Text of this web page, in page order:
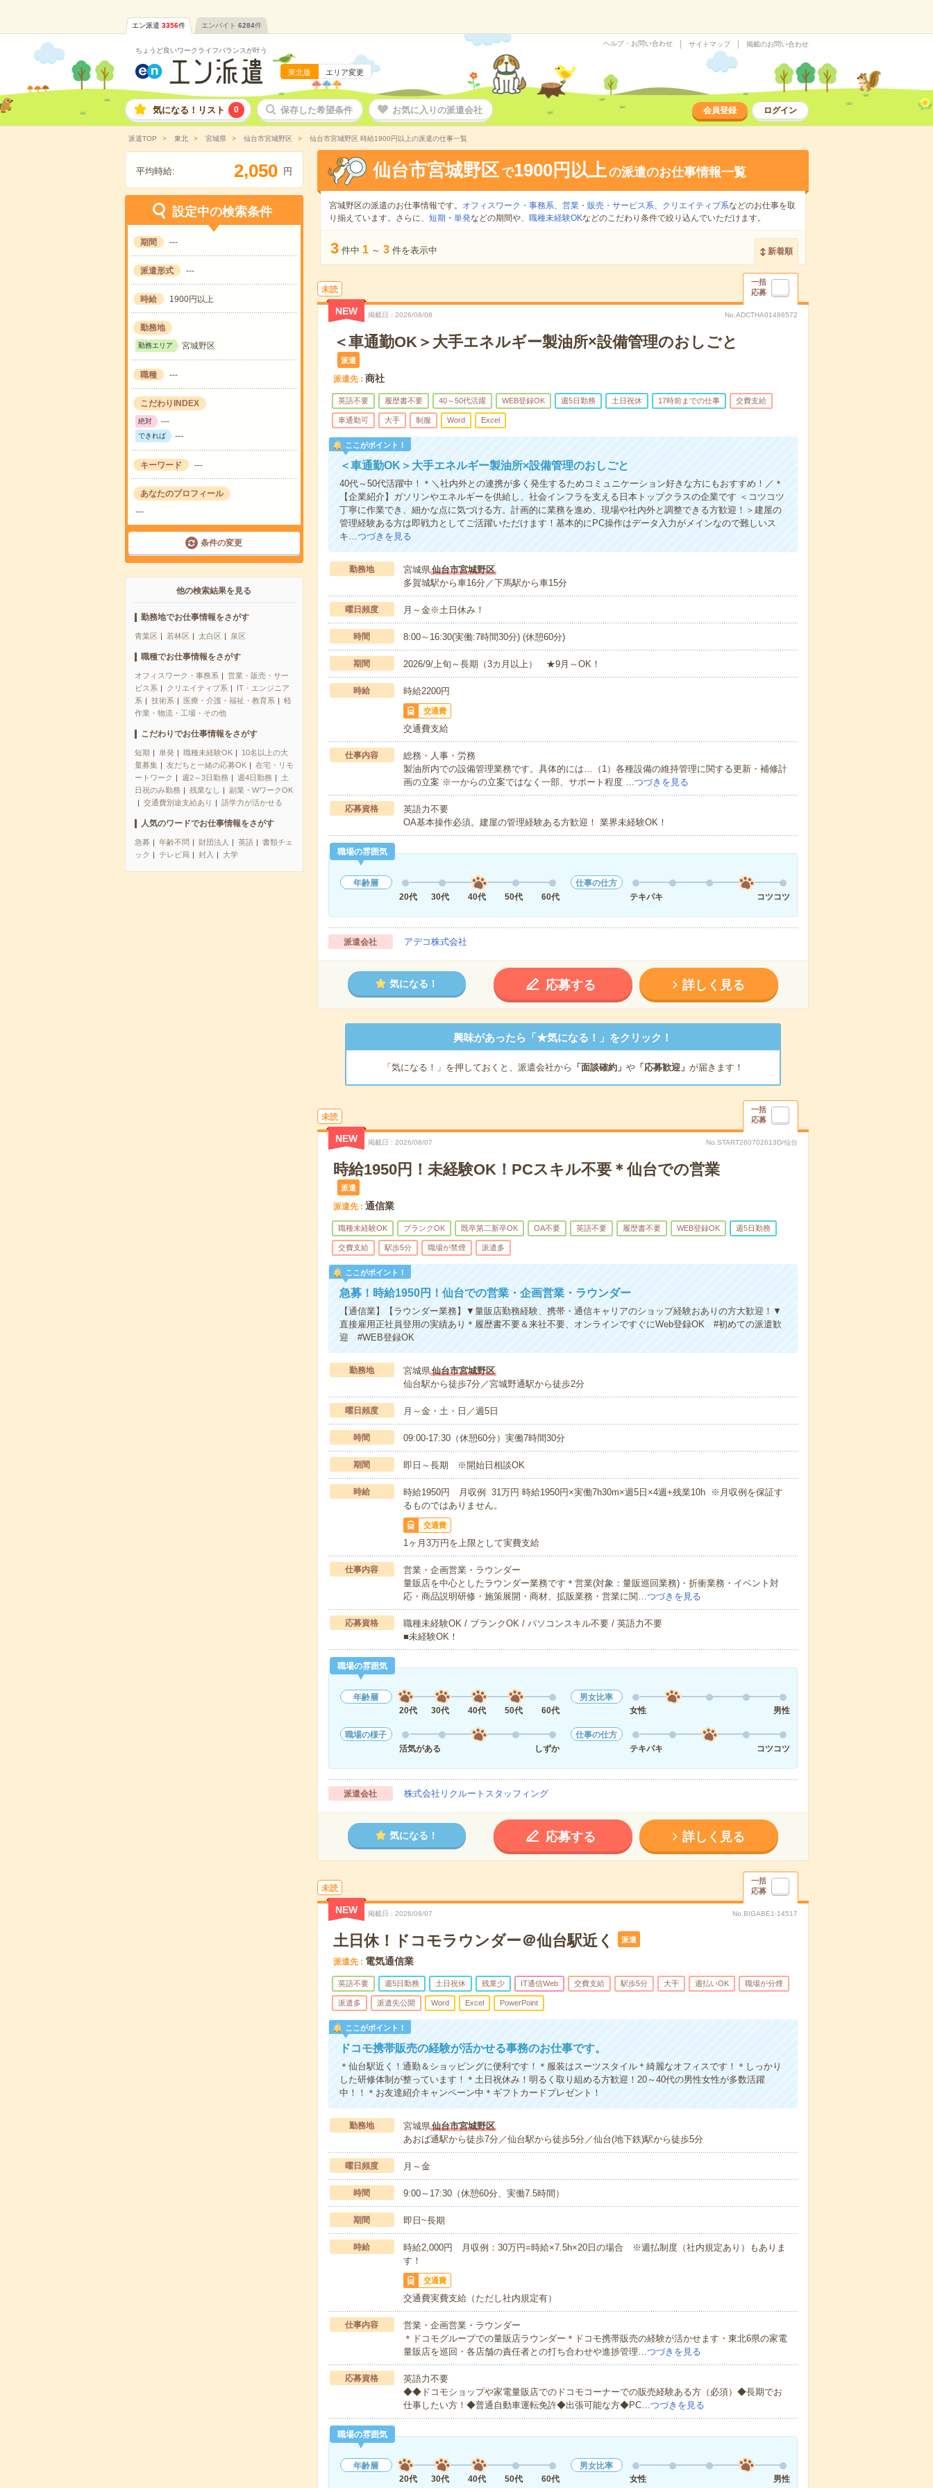
エン派遣 3356件 エンバイト 6284件
ちょうど良いワークライフバランスが叶う
東北版 エリア変更
ヘルプ・お問い合わせ サイトマップ 掲載のお問い合わせ
気になる！リスト 0 保存した希望条件 お気に入りの派遣会社 会員登録 ログイン
派遣TOP 東北 宮城県 仙台市宮城野区 仙台市宮城野区 時給1900円以上の派遣の仕事一覧
平均時給: 2,050 円
設定中の検索条件
期間 ---
派遣形式 ---
時給 1900円以上
勤務地
勤務エリア 宮城野区
職種 ---
こだわりINDEX
絶対 ---
できれば ---
キーワード ---
あなたのプロフィール
---
条件の変更
他の検索結果を見る
勤務地でお仕事情報をさがす
青葉区 若林区 太白区 泉区
職種でお仕事情報をさがす
オフィスワーク・事務系
営業・販売・サー
ビス系
クリエイティブ系
IT・エンジニア
系
技術系 医療・介護・福祉・教育系
軽
作業・物流・工場・その他
こだわりでお仕事情報をさがす
短期 単発 職種未経験OK
10名以上の大
量募集
友だちと一緒の応募OK
在宅・リモ
ートワーク
週2～3日勤務 週4日勤務
土
日祝のみ勤務
残業なし
副業・WワークOK
交通費別途支給あり
語学力が活かせる
人気のワードでお仕事情報をさがす
急募 年齢不問 財団法人 英語
書類チェ
ック
テレビ局 封入 大学
仙台市宮城野区 で1900円以上の派遣のお仕事情報一覧
宮城野区の派遣のお仕事情報です。 オフィスワーク・事務系、 営業・販売・サービス系、 クリエイティブ系などのお仕事を取
り揃えています。さらに、 短期 ・ 単発などの期間や、 職種未経験OKなどのこだわり条件で絞り込んでいただけます。
3 件中 1 ～ 3 件を表示中 新着順
未読
一括
応募
NEW 掲載日 2026/08/08 No.ADCTHA01486572
＜車通勤OK＞大手エネルギー製油所×設備管理のおしごと
派遣
派遣先 商社
英語不要 履歴書不要 40～50代活躍 WEB登録OK 週5日勤務 土日祝休 17時前までの仕事 交費支給
車通勤可 大手 制服 Word Excel
ここがポイント！
＜車通勤OK＞大手エネルギー製油所×設備管理のおしごと
40代～50代活躍中！＊＼社内外との連携が多く発生するためコミュニケーション好きな方にもおすすめ！／＊
【企業紹介】ガソリンやエネルギーを供給し、社会インフラを支える日本トップクラスの企業です ＜コツコツ
丁寧に作業でき、細かな点に気づける方。計画的に業務を進め、現場や社内外と調整できる方歓迎！＞建屋の
管理経験ある方は即戦力としてご活躍いただけます！基本的にPC操作はデータ入力がメインなので難しいス
キ…つづきを見る
勤務地 宮城県仙台市宮城野区
多賀城駅から車16分／下馬駅から車15分
曜日頻度 月～金※土日休み！
時間 8:00～16:30(実働:7時間30分) (休憩60分)
期間 2026/9/上旬～長期（3カ月以上） ★9月～OK！
時給 時給2200円
交通費
交通費支給
仕事内容
総務・人事・労務
製油所内での設備管理業務です。具体的には…（1）各種設備の維持管理に関する更新・補修計
画の立案 ※一からの立案ではなく一部、サポート程度 …つづきを見る
応募資格
英語力不要
OA基本操作必須。建屋の管理経験ある方歓迎！ 業界未経験OK！
職場の雰囲気
年齢層
20代
30代 40代 50代 60代
仕事の仕方
テキパキ
コツコツ
派遣会社 アデコ株式会社
気になる！ 応募する 詳しく見る
興味があったら「★気になる！」をクリック！
「気になる！」を押しておくと、派遣会社から 「面談確約」 や「応募歓迎」 が届きます！
未読
一括
応募
NEW 掲載日 2026/08/07 No.START260702613D/仙台
時給1950円！未経験OK！PCスキル不要＊仙台での営業
派遣
派遣先 通信業
職種未経験OK ブランクOK 既卒第二新卒OK OA不要 英語不要 履歴書不要 WEB登録OK 週5日勤務
交費支給 駅歩5分 職場が禁煙 派遣多
ここがポイント！
急募！時給1950円！仙台での営業・企画営業・ラウンダー
【通信業】【ラウンダー業務】▼量販店勤務経験、携帯・通信キャリアのショップ経験おありの方大歓迎！▼
直接雇用正社員登用の実績あり＊履歴書不要＆来社不要、オンラインですぐにWeb登録OK #初めての派遣歓
迎 #WEB登録OK
勤務地 宮城県仙台市宮城野区
仙台駅から徒歩7分／宮城野通駅から徒歩2分
曜日頻度 月～金・土・日／週5日
時間 09:00-17:30（休憩60分）実働7時間30分
期間 即日～長期 ※開始日相談OK
時給
時給1950円 月収例 31万円 時給1950円×実働7h30m×週5日×4週+残業10h ※月収例を保証す
るものではありません。
交通費
1ヶ月3万円を上限として実費支給
仕事内容
営業・企画営業・ラウンダー
量販店を中心としたラウンダー業務です＊営業(対象：量販巡回業務)・折衝業務・イベント対
応・商品説明研修・施策展開・商材、拡販業務・営業に関… つづきを見る
応募資格
職種未経験OK / ブランクOK / パソコンスキル不要 / 英語力不要
■未経験OK！
職場の雰囲気
年齢層
20代
30代 40代 50代 60代
男女比率
女性
男性
職場の様子
活気がある
しずか
仕事の仕方
テキパキ
コツコツ
派遣会社 株式会社リクルートスタッフィング
気になる！ 応募する 詳しく見る
未読
一括
応募
NEW 掲載日 2026/08/07 No.BIGABE1-14517
土日休！ドコモラウンダー＠仙台駅近く 派遣
派遣先 電気通信業
英語不要 週5日勤務 土日祝休 残業少 IT通信Web 交費支給 駅歩5分 大手 週払いOK 職場が分煙
派遣多 派遣先公開 Word Excel PowerPoint
ここがポイント！
ドコモ携帯販売の経験が活かせる事務のお仕事です。
＊仙台駅近く！通勤＆ショッピングに便利です！＊服装はスーツスタイル＊綺麗なオフィスです！＊しっかり
した研修体制が整っています！＊土日祝休み！明るく取り組める方歓迎！20～40代の男性女性が多数活躍
中！！＊お友達紹介キャンペーン中＊ギフトカードプレゼント！
勤務地 宮城県仙台市宮城野区
あおば通駅から徒歩7分／仙台駅から徒歩5分／仙台(地下鉄)駅から徒歩5分
曜日頻度 月～金
時間 9:00～17:30（休憩60分、実働7.5時間）
期間 即日~長期
時給
時給2,000円 月収例：30万円=時給×7.5h×20日の場合 ※週払制度（社内規定あり）もありま
す！
交通費
交通費実費支給（ただし社内規定有）
仕事内容
営業・企画営業・ラウンダー
＊ドコモグループでの量販店ラウンダー＊ドコモ携帯販売の経験が活かせます・東北6県の家電
量販店を巡回・各店舗の責任者との打ち合わせや進捗管理… つづきを見る
応募資格
英語力不要
◆◆ドコモショップや家電量販店でのドコモコーナーでの販売経験ある方（必須）◆長期でお
仕事したい方！◆普通自動車運転免許◆出張可能な方◆PC… つづきを見る
職場の雰囲気
年齢層
20代
30代 40代 50代 60代
男女比率
女性
男性